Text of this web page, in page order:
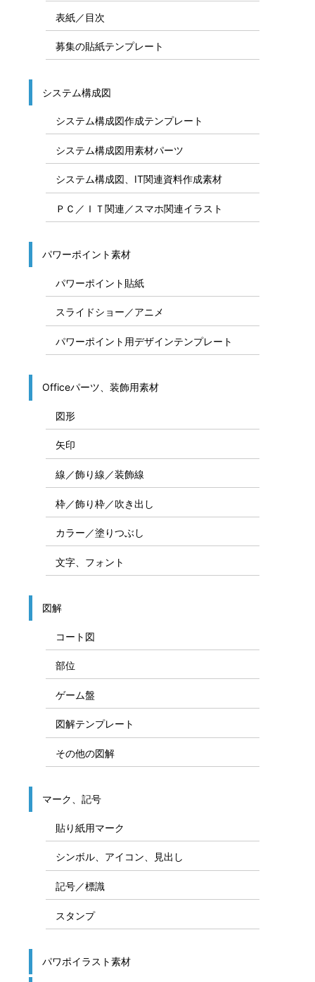
表紙／目次
募集の貼紙テンプレート
システム構成図
システム構成図作成テンプレート
システム構成図用素材パーツ
システム構成図、IT関連資料作成素材
ＰＣ／ＩＴ関連／スマホ関連イラスト
パワーポイント素材
パワーポイント貼紙
スライドショー／アニメ
パワーポイント用デザインテンプレート
Officeパーツ、装飾用素材
図形
矢印
線／飾り線／装飾線
枠／飾り枠／吹き出し
カラー／塗りつぶし
文字、フォント
図解
コート図
部位
ゲーム盤
図解テンプレート
その他の図解
マーク、記号
貼り紙用マーク
シンボル、アイコン、見出し
記号／標識
スタンプ
パワポイラスト素材